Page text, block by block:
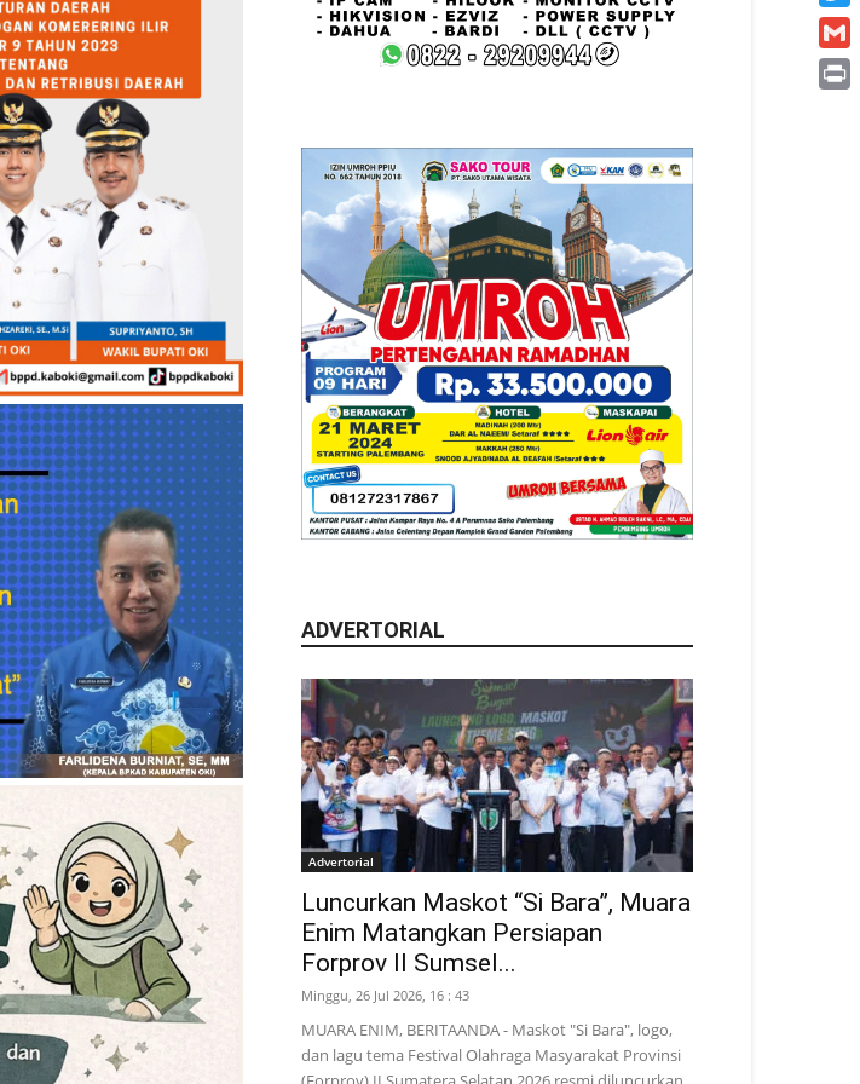
ADVERTORIAL
Advertorial
Luncurkan Maskot “Si Bara”, Muara
Enim Matangkan Persiapan
Forprov II Sumsel...
Minggu, 26 Jul 2026, 16 : 43
MUARA ENIM, BERITAANDA - Maskot "Si Bara", logo,
dan lagu tema Festival Olahraga Masyarakat Provinsi